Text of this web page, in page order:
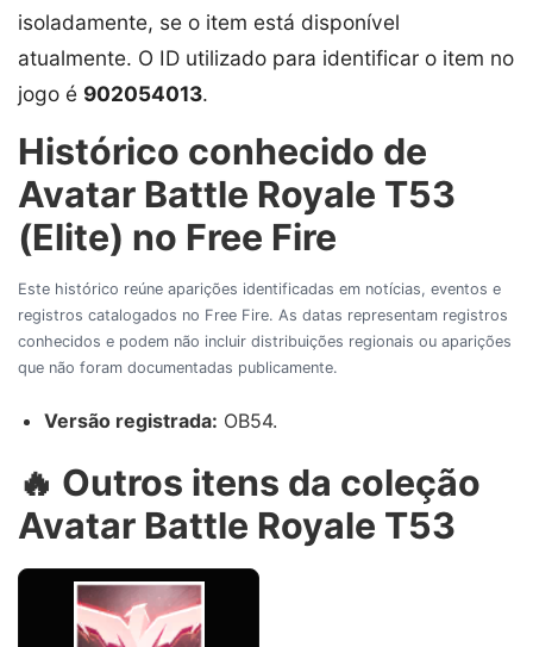
isoladamente, se o item está disponível
atualmente. O ID utilizado para identificar o item no
jogo é 902054013.
Histórico conhecido de
Avatar Battle Royale T53
(Elite) no Free Fire
Este histórico reúne aparições identificadas em notícias, eventos e
registros catalogados no Free Fire. As datas representam registros
conhecidos e podem não incluir distribuições regionais ou aparições
que não foram documentadas publicamente.
Versão registrada: OB54.
🔥 Outros itens da coleção
Avatar Battle Royale T53